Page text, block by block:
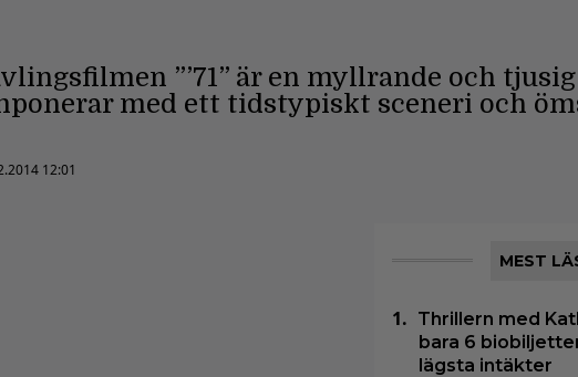
”’71” är en myllrande och tjusig
med ett tidstypiskt sceneri och
12:01
MEST
Thrillern med
bara 6
lägsta intäkter